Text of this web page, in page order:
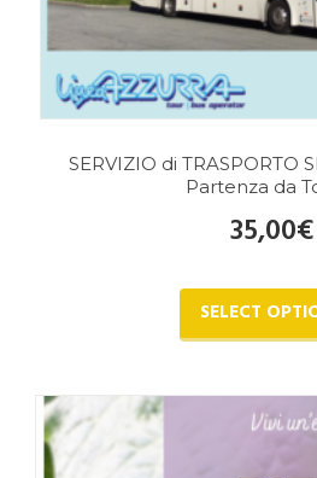
SERVIZIO di TRASPORTO
Partenza da
35,00€
SELECT